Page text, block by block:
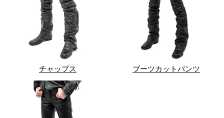
チャップス ブーツカットパンツ